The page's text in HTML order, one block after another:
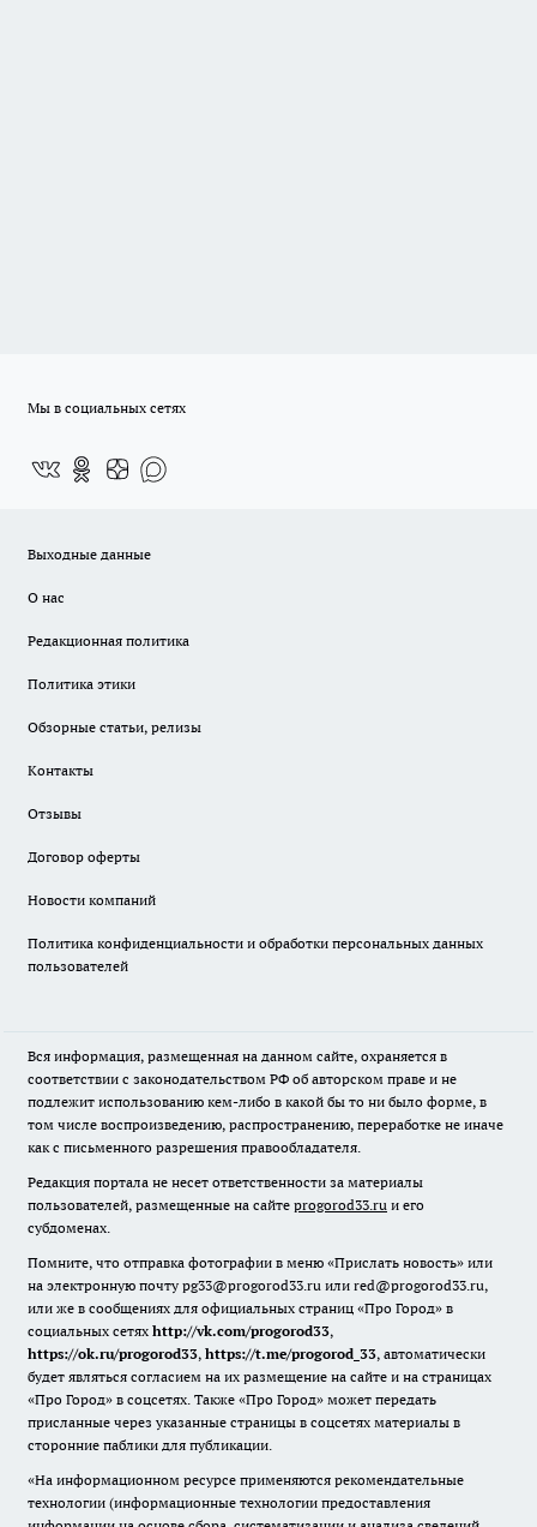
Мы в социальных сетях
Выходные данные
О нас
Редакционная политика
Политика этики
Обзорные статьи, релизы
Контакты
Отзывы
Договор оферты
Новости компаний
Политика конфиденциальности и обработки персональных данных
пользователей
Вся информация, размещенная на данном сайте, охраняется в
соответствии с законодательством РФ об авторском праве и не
подлежит использованию кем-либо в какой бы то ни было форме, в
том числе воспроизведению, распространению, переработке не иначе
как с письменного разрешения правообладателя.
Редакция портала не несет ответственности за материалы
пользователей, размещенные на сайте progorod33.ru и его
субдоменах.
Помните, что отправка фотографии в меню «Прислать новость» или
на электронную почту pg33@progorod33.ru или red@progorod33.ru,
или же в сообщениях для официальных страниц «Про Город» в
социальных сетях http://vk.com/progorod33,
https://ok.ru/progorod33, https://t.me/progorod_33, автоматически
будет являться согласием на их размещение на сайте и на страницах
«Про Город» в соцсетях. Также «Про Город» может передать
присланные через указанные страницы в соцсетях материалы в
сторонние паблики для публикации.
«На информационном ресурсе применяются рекомендательные
технологии (информационные технологии предоставления